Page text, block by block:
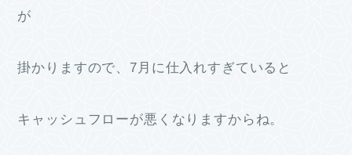
が
掛かりますので、7月に仕入れすぎていると
キャッシュフローが悪くなりますからね。